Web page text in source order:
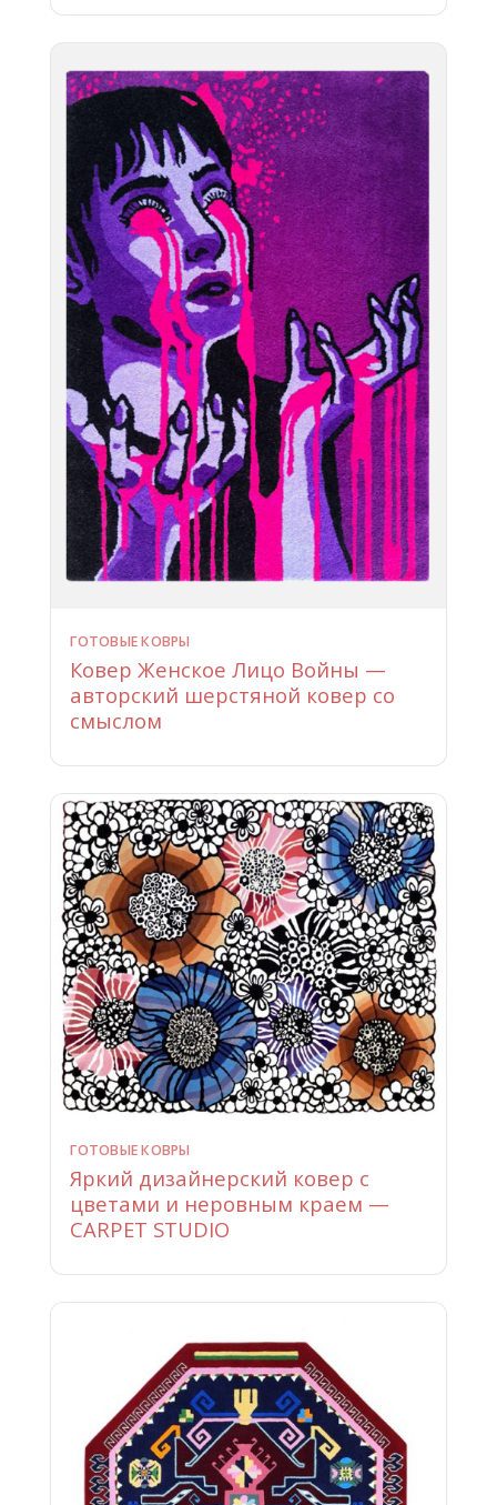
ГОТОВЫЕ КОВРЫ
Ковер Женское Лицо Войны —
авторский шерстяной ковер со
смыслом
ГОТОВЫЕ КОВРЫ
Яркий дизайнерский ковер с
цветами и неровным краем —
CARPET STUDIO